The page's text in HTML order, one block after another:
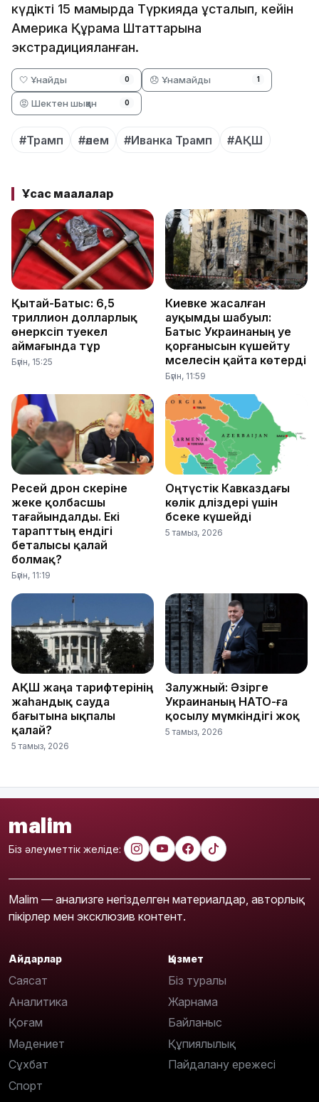
күдікті 15 мамырда Түркияда ұсталып, кейін
Америка Құрама Штаттарына
экстрадицияланған.
🤍 Ұнайды 0 😞 Ұнамайды 1
😡 Шектен шыққан 0
#Трамп #әлем #Иванка Трамп #АҚШ
Ұқсас мақалалар
Қытай-Батыс: 6,5
триллион долларлық
өнеркәсіп тәуекел
аймағында тұр
Бүгін, 15:25
Киевке жасалған
ауқымды шабуыл:
Батыс Украинаның әуе
қорғанысын күшейту
мәселесін қайта көтерді
Бүгін, 11:59
Ресей дрон әскеріне
жеке қолбасшы
тағайындалды. Екі
тарапттың ендігі
беталысы қалай
болмақ?
Бүгін, 11:19
Оңтүстік Кавказдағы
көлік дәліздері үшін
бәсеке күшейді
5 тамыз, 2026
АҚШ жаңа тарифтерінің
жаһандық сауда
бағытына ықпалы
қалай?
5 тамыз, 2026
Залужный: Әзірге
Украинаның НАТО-ға
қосылу мүмкіндігі жоқ
5 тамыз, 2026
malim
Біз әлеуметтік желіде:
Malim — анализге негізделген материалдар, авторлық
пікірлер мен эксклюзив контент.
Айдарлар
Саясат
Аналитика
Қоғам
Мәдениет
Сұхбат
Спорт
Қызмет
Біз туралы
Жарнама
Байланыс
Құпиялылық
Пайдалану ережесі